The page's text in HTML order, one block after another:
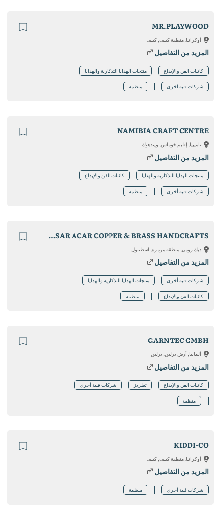
MR.PLAYWOOD
أوكرانيا, منطقة كييف, كييف
المزيد من التفاصيل
كائنات الفن والإبداع منتجات الهدايا التذكارية والهدايا
شركات فنية أخرى منظمة
NAMIBIA CRAFT CENTRE
ناميبيا, إقليم خوماس, ويندهوك
المزيد من التفاصيل
منتجات الهدايا التذكارية والهدايا كائنات الفن والإبداع
شركات فنية أخرى منظمة
YASAR ACAR COPPER & BRASS HANDCRAFTS
ديك رومي, منطقة مرمرة, اسطنبول
المزيد من التفاصيل
شركات فنية أخرى منتجات الهدايا التذكارية والهدايا
كائنات الفن والإبداع منظمة
GARNTEC GMBH
ألمانيا, أرض برلين, برلين
المزيد من التفاصيل
كائنات الفن والإبداع تطريز شركات فنية أخرى
منظمة
KIDDI-CO
أوكرانيا, منطقة كييف, كييف
المزيد من التفاصيل
شركات فنية أخرى منظمة